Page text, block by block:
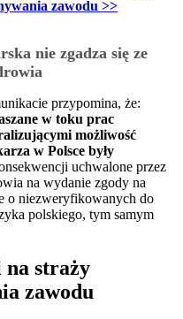
zawodu >>
nie zgadza się ze
przypomina, że:
w toku prac
możliwość
w Polsce były
uchwalone przez
na wydanie zgody na
o niezweryfikowanych do
polskiego, tym samym
na straży
zawodu